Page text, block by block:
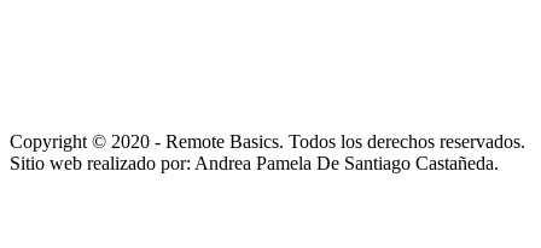
Copyright © 2020 - Remote Basics. Todos los derechos reservados.
Sitio web realizado por: Andrea Pamela De Santiago Castañeda.